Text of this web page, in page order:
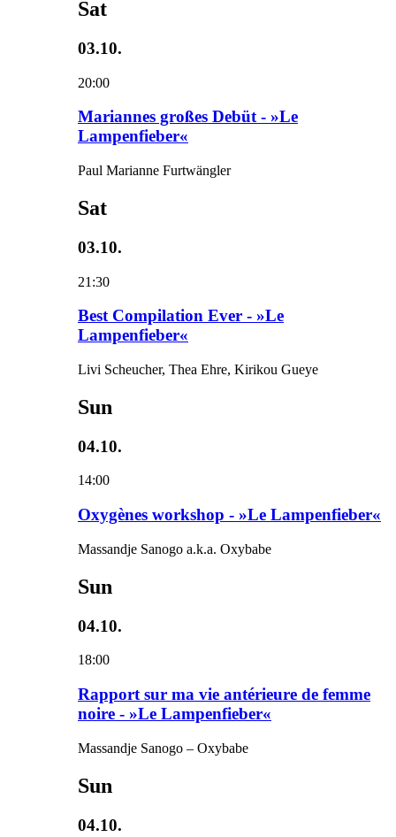
Sat
03.10.
20:00
Mariannes großes Debüt - »Le
Lampenfieber«
Paul Marianne Furtwängler
Sat
03.10.
21:30
Best Compilation Ever - »Le
Lampenfieber«
Livi Scheucher, Thea Ehre, Kirikou Gueye
Sun
04.10.
14:00
Oxygènes workshop - »Le Lampenfieber«
Massandje Sanogo a.k.a. Oxybabe
Sun
04.10.
18:00
Rapport sur ma vie antérieure de femme
noire - »Le Lampenfieber«
Massandje Sanogo – Oxybabe
Sun
04.10.